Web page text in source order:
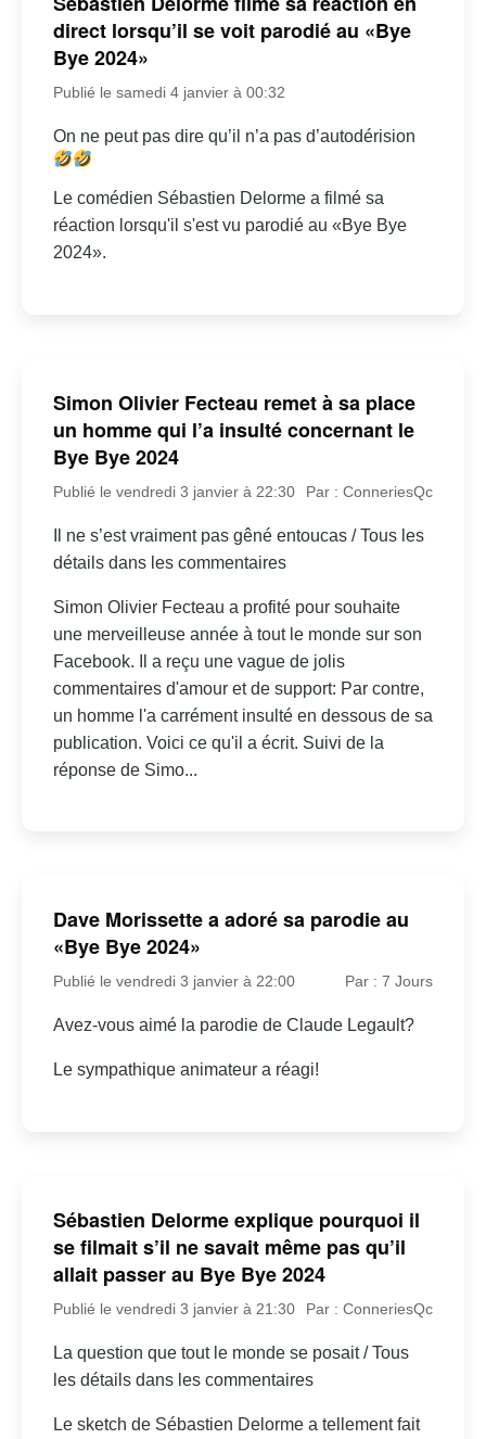
direct lorsqu’il se voit parodié au «Bye
Bye 2024»
Publié le samedi 4 janvier à 00:32
On ne peut pas dire qu’il n’a pas d’autodérision
Le comédien Sébastien Delorme a filmé sa
réaction lorsqu'il s'est vu parodié au «Bye Bye
2024».
Simon Olivier Fecteau remet à sa place
un homme qui l’a insulté concernant le
Bye Bye 2024
Publié le vendredi 3 janvier à 22:30 Par : ConneriesQc
Il ne s’est vraiment pas gêné entoucas / Tous les
détails dans les commentaires
Simon Olivier Fecteau a profité pour souhaite
une merveilleuse année à tout le monde sur son
Facebook. Il a reçu une vague de jolis
commentaires d'amour et de support: Par contre,
un homme l'a carrément insulté en dessous de sa
publication. Voici ce qu'il a écrit. Suivi de la
réponse de Simo...
Dave Morissette a adoré sa parodie au
«Bye Bye 2024»
Publié le vendredi 3 janvier à 22:00 Par : 7 Jours
Avez-vous aimé la parodie de Claude Legault?
Le sympathique animateur a réagi!
Sébastien Delorme explique pourquoi il
se filmait s’il ne savait même pas qu’il
allait passer au Bye Bye 2024
Publié le vendredi 3 janvier à 21:30 Par : ConneriesQc
La question que tout le monde se posait / Tous
les détails dans les commentaires
Le sketch de Sébastien Delorme a tellement fait